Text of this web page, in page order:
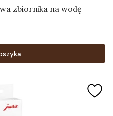
zbiornika na wodę